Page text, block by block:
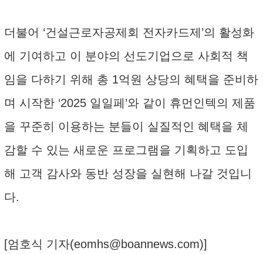
더불어 ‘건설근로자공제회 전자카드제’의 활성화
에 기여하고 이 분야의 선도기업으로 사회적 책
임을 다하기 위해 총 1억원 상당의 혜택을 준비하
며 시작한 ‘2025 일일페’와 같이 휴먼인텍의 제품
을 꾸준히 이용하는 분들이 실질적인 혜택을 체
감할 수 있는 새로운 프로그램을 기획하고 도입
해 고객 감사와 동반 성장을 실현해 나갈 것입니
다.
[엄호식 기자(eomhs@boannews.com)]